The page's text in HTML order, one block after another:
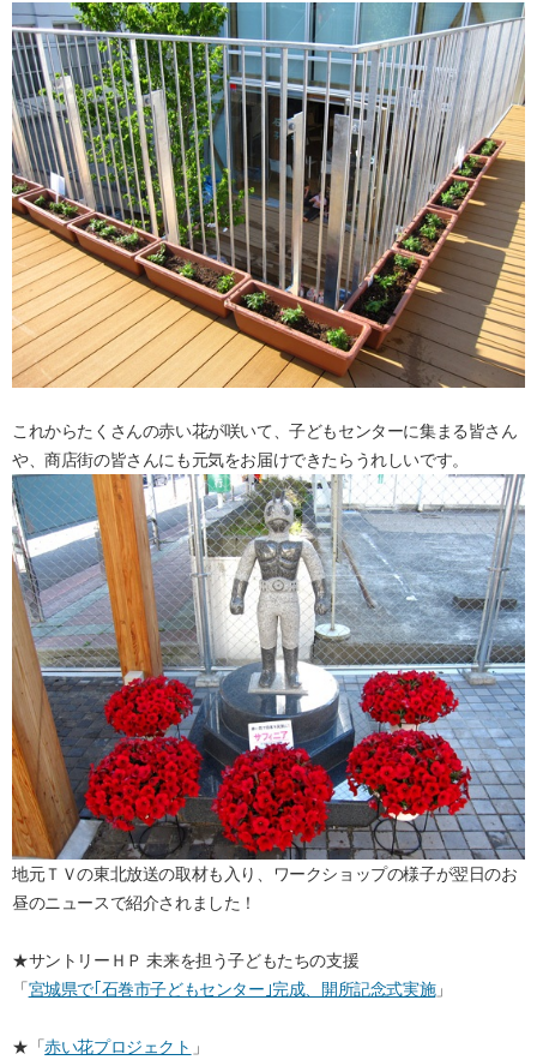
これからたくさんの赤い花が咲いて、子どもセンターに集まる皆さん
や、商店街の皆さんにも元気をお届けできたらうれしいです。
地元ＴＶの東北放送の取材も入り、ワークショップの様子が翌日のお
昼のニュースで紹介されました！
★サントリーＨＰ 未来を担う子どもたちの支援
「宮城県で｢石巻市子どもセンター｣完成、開所記念式実施」
★「赤い花プロジェクト 」